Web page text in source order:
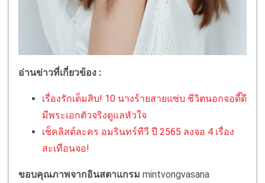
อ่านข่าวที่เกี่ยวข้อง :
เรื่องรักเต็มสิบ! 10 นางร้ายสายแซ่บ ชีวิตนอกจอดี๊ดี
มีพระเอกตัวจริงดูแลหัวใจ
เช็คลิสต์ละคร อมรินทร์ทีวี ปี 2565 ลงจอ 4 เรื่อง
สะเทือนจอ!
ขอบคุณภาพจากอินสตาแกรม mintvongvasana